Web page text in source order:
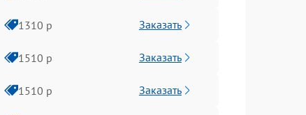
1310 р Заказать
1510 р Заказать
1510 р Заказать